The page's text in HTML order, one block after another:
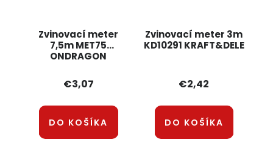
Zvinovací meter
7,5m MET75
ONDRAGON
€3,07
DO KOŠÍKA
Zvinovací meter 3m
KD10291 KRAFT&DELE
€2,42
DO KOŠÍKA